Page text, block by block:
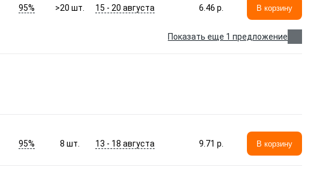
95% >20 шт. 15 - 20 августа 6.46 p. В корзину
Показать еще 1 предложение
95% 8 шт. 13 - 18 августа 9.71 p. В корзину